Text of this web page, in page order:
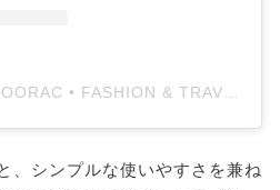
、シンプルな使いやすさを兼ね